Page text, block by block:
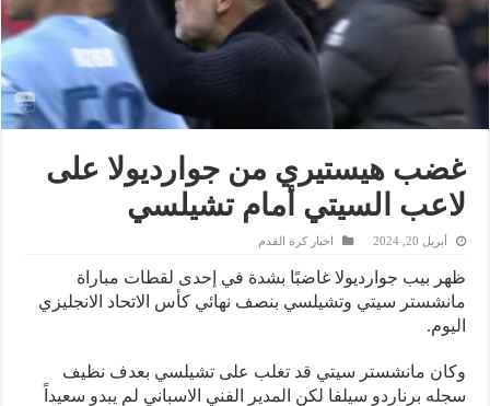
غضب هيستيري من جوارديولا على
لاعب السيتي أمام تشيلسي
أبريل 20, 2024 اخبار كرة القدم
ظهر بيب جوارديولا غاضبًا بشدة في إحدى لقطات مباراة
مانشستر سيتي وتشيلسي بنصف نهائي كأس الاتحاد الانجليزي
اليوم.
وكان مانشستر سيتي قد تغلب على تشيلسي بعدف نظيف
سجله برناردو سيلفا لكن المدير الفني الاسباني لم يبدو سعيداً